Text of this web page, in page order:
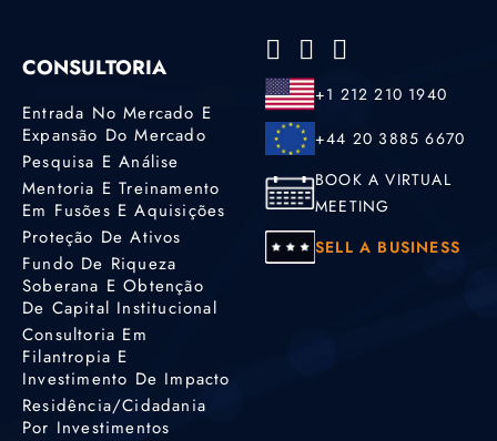
CONSULTORIA
Entrada No Mercado E
Expansão Do Mercado
Pesquisa E Análise
Mentoria E Treinamento
Em Fusões E Aquisições
Proteção De Ativos
Fundo De Riqueza
Soberana E Obtenção
De Capital Institucional
Consultoria Em
Filantropia E
Investimento De Impacto
Residência/cidadania
Por Investimentos
+1 212 210 1940
+44 20 3885 6670
BOOK A VIRTUAL
MEETING
SELL A BUSINESS